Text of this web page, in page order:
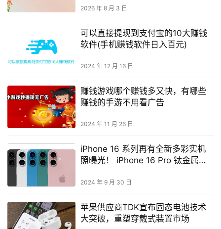
2026 年 8 月 3 日
可以直接提现到支付宝的10大赚钱
软件(手机赚钱软件日入百元)
2024 年 12 月 16 日
赚钱游戏哪个赚钱多又快，有哪些
赚钱的手游不用看广告
2024 年 11 月 26 日
iPhone 16 系列再有全新多彩实机
照曝光！ iPhone 16 Pro 钛金属变
2024 年 9 月 30 日
苹果供应商TDK宣布固态电池技术
大突破，重塑穿戴式装置市场